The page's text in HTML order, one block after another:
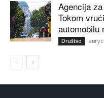
Agencija
Tokom
automobilu
Društvo